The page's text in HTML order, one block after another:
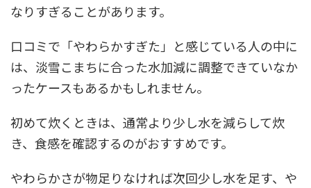
なりすぎることがあります。
口コミで「やわらかすぎた」と感じている人の中に
は、淡雪こまちに合った水加減に調整できていなか
ったケースもあるかもしれません。
初めて炊くときは、通常より少し水を減らして炊
き、食感を確認するのがおすすめです。
やわらかさが物足りなければ次回少し水を足す、や